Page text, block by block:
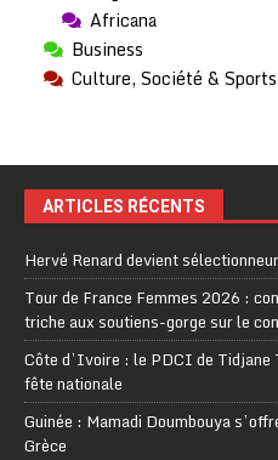
Africana
Business
Culture, Société & Sports
ARTICLES RÉCENTS
Hervé Renard devient
Tour de France Femmes 2026 :
triche aux soutiens-gorge sur le
Côte d’Ivoire : le PDCI de Tidjane
fête nationale
Guinée : Mamadi Doumbouya
Grèce